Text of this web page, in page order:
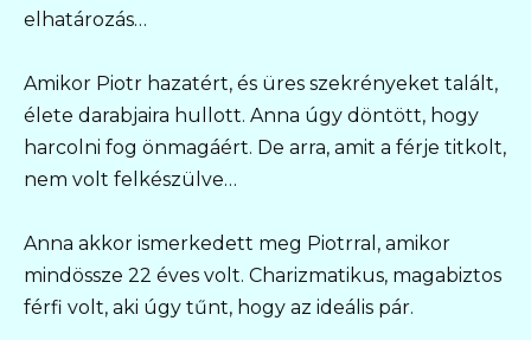
elhatározás…
Amikor Piotr hazatért, és üres szekrényeket talált,
élete darabjaira hullott. Anna úgy döntött, hogy
harcolni fog önmagáért. De arra, amit a férje titkolt,
nem volt felkészülve…
Anna akkor ismerkedett meg Piotrral, amikor
mindössze 22 éves volt. Charizmatikus, magabiztos
férfi volt, aki úgy tűnt, hogy az ideális pár.